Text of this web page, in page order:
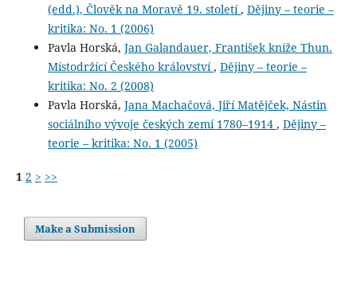
(edd.), Člověk na Moravě 19. století, Dějiny – teorie –
kritika: No. 1 (2006)
Pavla Horská, Jan Galandauer, František kníže Thun.
Místodržící Českého království, Dějiny – teorie –
kritika: No. 2 (2008)
Pavla Horská, Jana Machačová, Jiří Matějček, Nástin
sociálního vývoje českých zemí 1780–1914 , Dějiny –
teorie – kritika: No. 1 (2005)
1 2 > >>
Make a Submission